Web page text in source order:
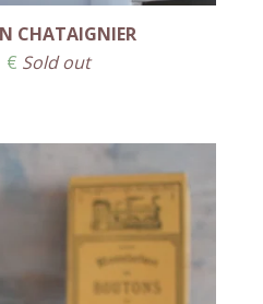
CHATAIGNIER
€ Sold out